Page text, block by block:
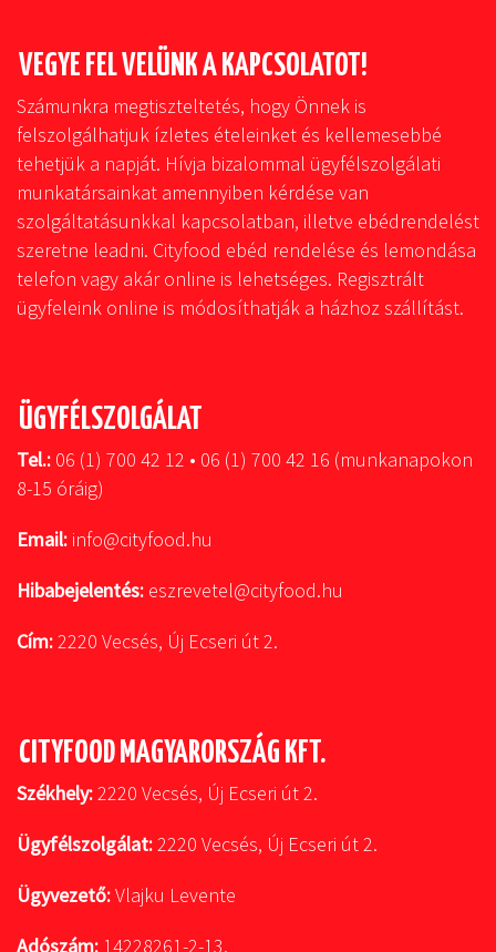
VEGYE FEL VELÜNK A KAPCSOLATOT!
Számunkra megtiszteltetés, hogy Önnek is
felszolgálhatjuk ízletes ételeinket és kellemesebbé
tehetjük a napját. Hívja bizalommal ügyfélszolgálati
munkatársainkat amennyiben kérdése van
szolgáltatásunkkal kapcsolatban, illetve ebédrendelést
szeretne leadni. Cityfood ebéd rendelése és lemondása
telefon vagy akár online is lehetséges. Regisztrált
ügyfeleink online is módosíthatják a házhoz szállítást.
ÜGYFÉLSZOLGÁLAT
Tel.: 06 (1) 700 42 12 • 06 (1) 700 42 16 (munkanapokon
8-15 óráig)
Email: info@cityfood.hu
Hibabejelentés: eszrevetel@cityfood.hu
Cím:2220 Vecsés, Új Ecseri út 2.
CITYFOOD MAGYARORSZÁG KFT.
Székhely:2220 Vecsés, Új Ecseri út 2.
Ügyfélszolgálat:2220 Vecsés, Új Ecseri út 2.
Ügyvezető:Vlajku Levente
Adószám: 14228261-2-13.